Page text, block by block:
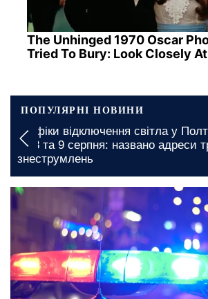
The Unhinged 1970 Oscar
Tried To Bury: Look Closely
ПОПУЛЯРНІ НОВИНИ
Графіки відключення світла у
на 8 та 9 серпня: названо адреси
знеструмлень
28 листопада, 12:30